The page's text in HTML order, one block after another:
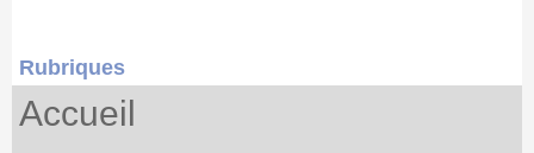
Rubriques
Accueil